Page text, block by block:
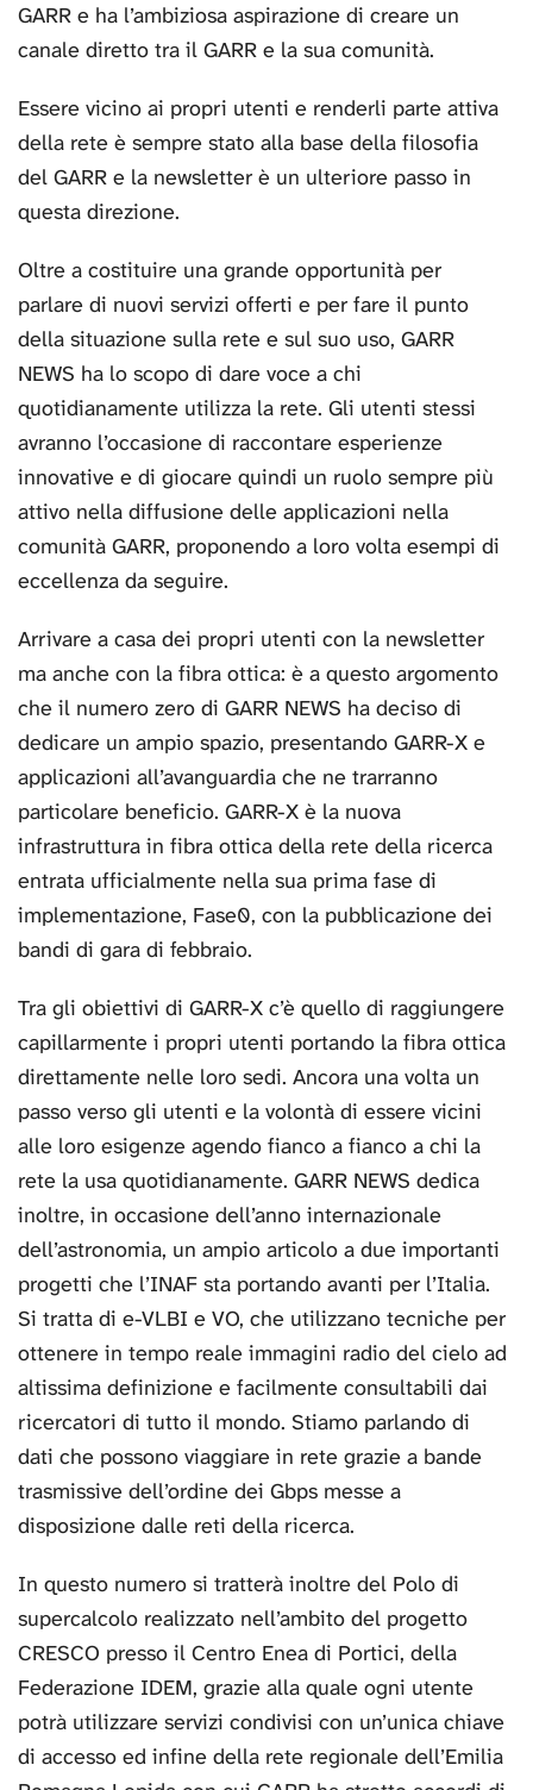
GARR e ha l’ambiziosa aspirazione di creare un
canale diretto tra il GARR e la sua comunità.
Essere vicino ai propri utenti e renderli parte attiva
della rete è sempre stato alla base della filosofia
del GARR e la newsletter è un ulteriore passo in
questa direzione.
Oltre a costituire una grande opportunità per
parlare di nuovi servizi offerti e per fare il punto
della situazione sulla rete e sul suo uso, GARR
NEWS ha lo scopo di dare voce a chi
quotidianamente utilizza la rete. Gli utenti stessi
avranno l’occasione di raccontare esperienze
innovative e di giocare quindi un ruolo sempre più
attivo nella diffusione delle applicazioni nella
comunità GARR, proponendo a loro volta esempi di
eccellenza da seguire.
Arrivare a casa dei propri utenti con la newsletter
ma anche con la fibra ottica: è a questo argomento
che il numero zero di GARR NEWS ha deciso di
dedicare un ampio spazio, presentando GARR-X e
applicazioni all’avanguardia che ne trarranno
particolare beneficio. GARR-X è la nuova
infrastruttura in fibra ottica della rete della ricerca
entrata ufficialmente nella sua prima fase di
implementazione, Fase0, con la pubblicazione dei
bandi di gara di febbraio.
Tra gli obiettivi di GARR-X c’è quello di raggiungere
capillarmente i propri utenti portando la fibra ottica
direttamente nelle loro sedi. Ancora una volta un
passo verso gli utenti e la volontà di essere vicini
alle loro esigenze agendo fianco a fianco a chi la
rete la usa quotidianamente. GARR NEWS dedica
inoltre, in occasione dell’anno internazionale
dell’astronomia, un ampio articolo a due importanti
progetti che l’INAF sta portando avanti per l’Italia.
Si tratta di e-VLBI e VO, che utilizzano tecniche per
ottenere in tempo reale immagini radio del cielo ad
altissima definizione e facilmente consultabili dai
ricercatori di tutto il mondo. Stiamo parlando di
dati che possono viaggiare in rete grazie a bande
trasmissive dell’ordine dei Gbps messe a
disposizione dalle reti della ricerca.
In questo numero si tratterà inoltre del Polo di
supercalcolo realizzato nell’ambito del progetto
CRESCO presso il Centro Enea di Portici, della
Federazione IDEM, grazie alla quale ogni utente
potrà utilizzare servizi condivisi con un’unica chiave
di accesso ed infine della rete regionale dell’Emilia